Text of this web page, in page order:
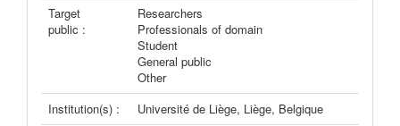
Target
public :
Researchers
Professionals of domain
Student
General public
Other
Institution(s) :
Université de Liège, Liège, Belgique